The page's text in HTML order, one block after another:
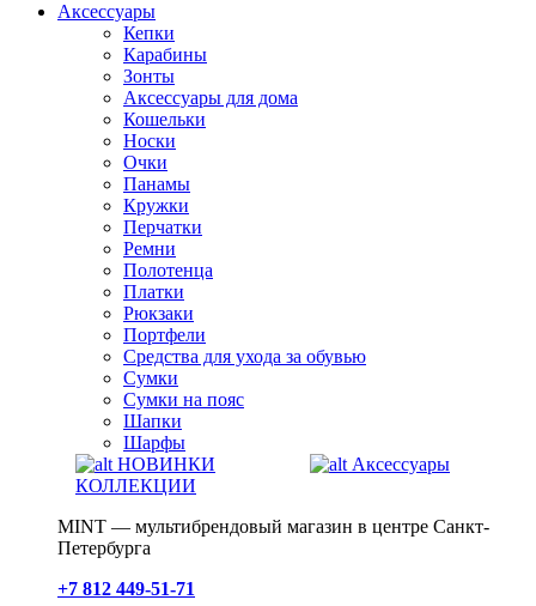
Аксессуары
Кепки
Карабины
Зонты
Аксессуары для дома
Кошельки
Носки
Очки
Панамы
Кружки
Перчатки
Ремни
Полотенца
Платки
Рюкзаки
Портфели
Средства для ухода за обувью
Сумки
Сумки на пояс
Шапки
Шарфы
НОВИНКИ
КОЛЛЕКЦИИ
Аксессуары
MINT — мультибрендовый магазин в центре Санкт-
Петербурга
+7 812 449-51-71